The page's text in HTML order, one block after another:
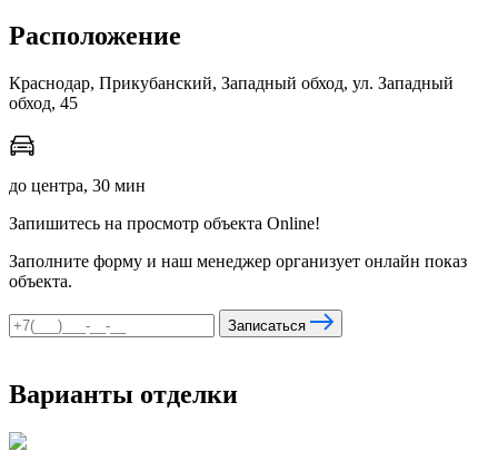
Расположение
Краснодар, Прикубанский, Западный обход, ул. Западный
обход, 45
до центра, 30 мин
Запишитесь на просмотр объекта Online!
Заполните форму и наш менеджер организует онлайн показ
объекта.
Записаться
Варианты отделки